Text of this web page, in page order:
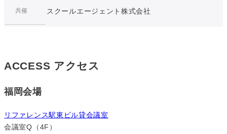
共催 スクールエージェント株式会社
ACCESS アクセス
福岡会場
リファレンス駅東ビル貸会議室
会議室Q（4F）